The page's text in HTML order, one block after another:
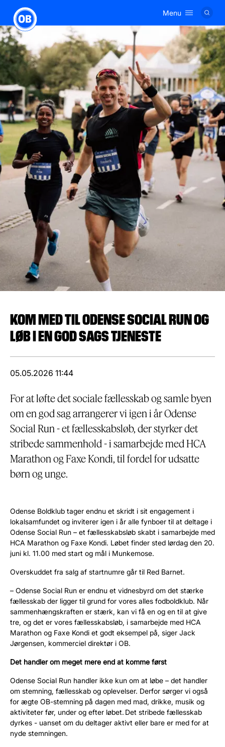
Logo
Menu
KOM MED TIL ODENSE SOCIAL RUN OG
LØB I EN GOD SAGS TJENESTE
05.05.2026 11:44
For at løfte det sociale fællesskab og samle byen
om en god sag arrangerer vi igen i år Odense
Social Run - et fællesskabsløb, der styrker det
stribede sammenhold - i samarbejde med HCA
Marathon og Faxe Kondi, til fordel for udsatte
børn og unge.
Odense Boldklub tager endnu et skridt i sit engagement i
lokalsamfundet og inviterer igen i år alle fynboer til at deltage i
Odense Social Run – et fællesskabsløb skabt i samarbejde med
HCA Marathon og Faxe Kondi. Løbet finder sted lørdag den 20.
juni kl. 11.00 med start og mål i Munkemose.
Overskuddet fra salg af startnumre går til Red Barnet.
– Odense Social Run er endnu et vidnesbyrd om det stærke
fællesskab der ligger til grund for vores alles fodboldklub. Når
sammenhængskraften er stærk, kan vi få en og en til at give
tre, og det er vores fællesskabsløb, i samarbejde med HCA
Marathon og Faxe Kondi et godt eksempel på, siger Jack
Jørgensen, kommerciel direktør i OB.
Det handler om meget mere end at komme først
Odense Social Run handler ikke kun om at løbe – det handler
om stemning, fællesskab og oplevelser. Derfor sørger vi også
for ægte OB-stemning på dagen med mad, drikke, musik og
aktiviteter før, under og efter løbet. Det stribede fællesskab
dyrkes - uanset om du deltager aktivt eller bare er med for at
nyde stemningen.